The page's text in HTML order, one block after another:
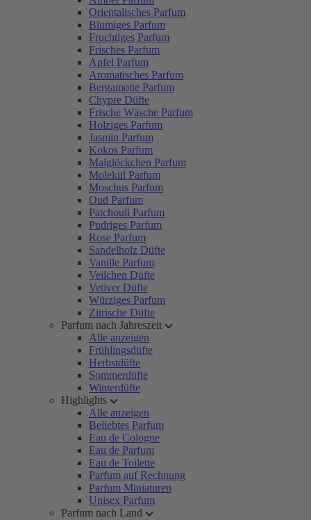
Orientalisches Parfum
Blumiges Parfum
Fruchtiges Parfum
Frisches Parfum
Apfel Parfum
Aromatisches Parfum
Bergamotte Parfum
Chypre Düfte
Frische Wäsche Parfum
Holziges Parfum
Jasmin Parfum
Kokos Parfum
Maiglöckchen Parfum
Molekül Parfum
Moschus Parfum
Oud Parfum
Patchouli Parfum
Pudriges Parfum
Rose Parfum
Sandelholz Düfte
Vanille Parfum
Veilchen Düfte
Vetiver Düfte
Würziges Parfum
Zitrische Düfte
Parfum nach Jahreszeit
Alle anzeigen
Frühlingsdüfte
Herbstdüfte
Sommerdüfte
Winterdüfte
Highlights
Alle anzeigen
Beliebtes Parfum
Eau de Cologne
Eau de Parfum
Eau de Toilette
Parfum auf Rechnung
Parfum Miniaturen
Unisex Parfum
Parfum nach Land